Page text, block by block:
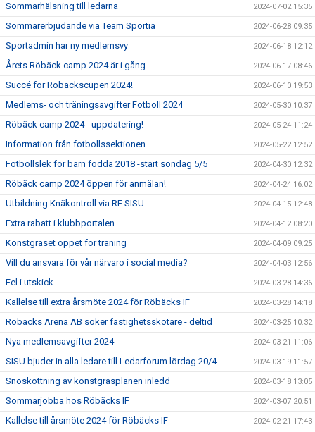
Sommarhälsning till ledarna 2024-07-02 15:35
Sommarerbjudande via Team Sportia 2024-06-28 09:35
Sportadmin har ny medlemsvy 2024-06-18 12:12
Årets Röbäck camp 2024 är i gång 2024-06-17 08:46
Succé för Röbäckscupen 2024! 2024-06-10 19:53
Medlems- och träningsavgifter Fotboll 2024 2024-05-30 10:37
Röbäck camp 2024 - uppdatering! 2024-05-24 11:24
Information från fotbollssektionen 2024-05-22 12:52
Fotbollslek för barn födda 2018 -start söndag 5/5 2024-04-30 12:32
Röbäck camp 2024 öppen för anmälan! 2024-04-24 16:02
Utbildning Knäkontroll via RF SISU 2024-04-15 12:48
Extra rabatt i klubbportalen 2024-04-12 08:20
Konstgräset öppet för träning 2024-04-09 09:25
Vill du ansvara för vår närvaro i social media? 2024-04-03 12:56
Fel i utskick 2024-03-28 14:36
Kallelse till extra årsmöte 2024 för Röbäcks IF 2024-03-28 14:18
Röbäcks Arena AB söker fastighetsskötare - deltid 2024-03-25 10:32
Nya medlemsavgifter 2024 2024-03-21 11:06
SISU bjuder in alla ledare till Ledarforum lördag 20/4 2024-03-19 11:57
Snöskottning av konstgräsplanen inledd 2024-03-18 13:05
Sommarjobba hos Röbäcks IF 2024-03-07 20:51
Kallelse till årsmöte 2024 för Röbäcks IF 2024-02-21 17:43